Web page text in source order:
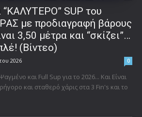
“ΚΑΛΥΤΕΡΟ” SUP του
με προδιαγραφή βάρους
3,50 μέτρα και “σκίζει”…
(Βίντεο)
2026 0
και Full Sup για το 2026... Και Είναι
και σταθερό χάρις στα 3 Fin's και το